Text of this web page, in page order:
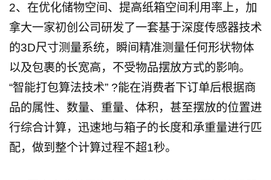
2、在优化储物空间、提高纸箱空间利用率上，加
拿大一家初创公司研发了一套基于深度传感器技术
的3D尺寸测量系统，瞬间精准测量任何形状物体
以及包裹的长宽高，不受物品摆放方式的影响。
“智能打包算法技术” ?能在消费者下订单后根据商
品的属性、数量、重量、体积，甚至摆放的位置进
行综合计算，迅速地与箱子的长度和承重量进行匹
配，做到整个计算过程不超1秒。